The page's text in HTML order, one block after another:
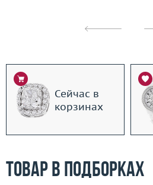
Сейчас в
корзинах
Товар в подборках